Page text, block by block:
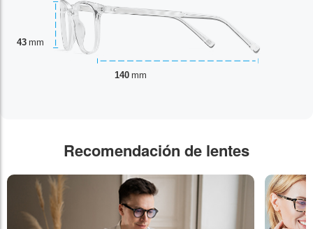
43 mm
140 mm
Recomendación de lentes